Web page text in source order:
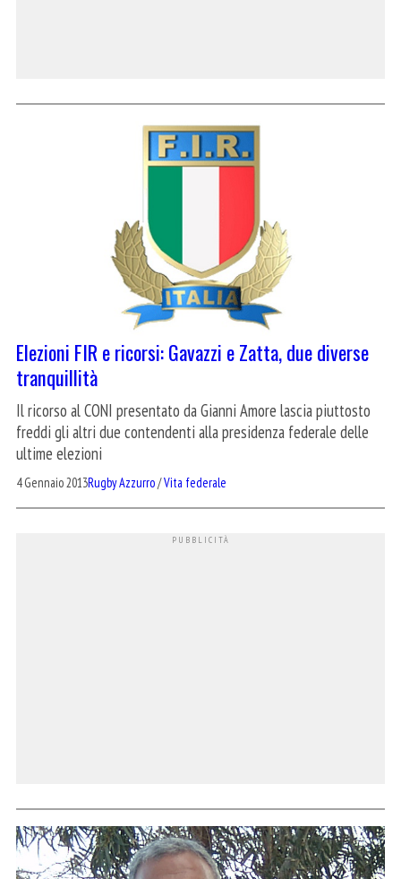
Elezioni FIR e ricorsi: Gavazzi e Zatta, due diverse
tranquillità
Il ricorso al CONI presentato da Gianni Amore lascia piuttosto
freddi gli altri due contendenti alla presidenza federale delle
ultime elezioni
4 Gennaio 2013Rugby Azzurro/Vita federale